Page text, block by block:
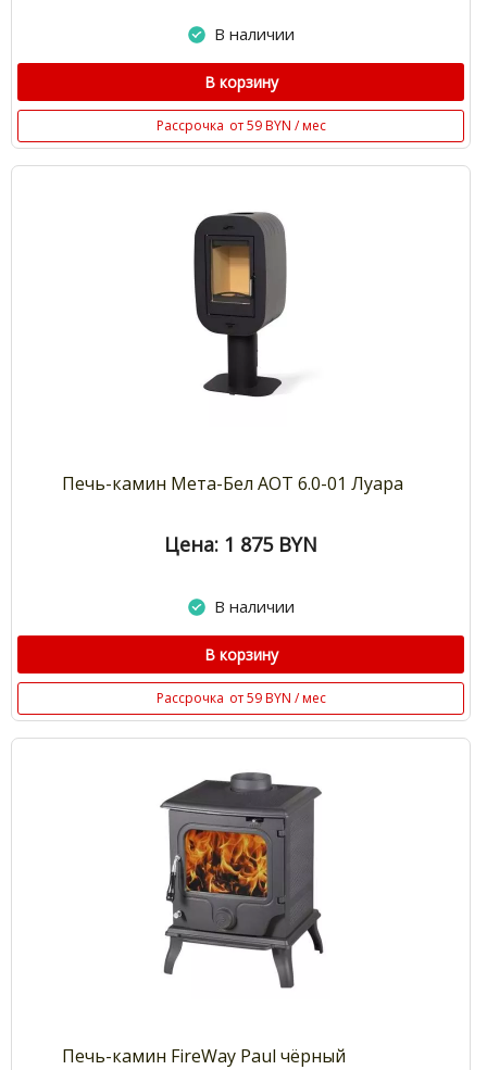
В наличии
В корзину
Рассрочка от 59 BYN / мес
Печь-камин Мета-Бел АОТ 6.0-01 Луара
Цена: 1 875 BYN
В наличии
В корзину
Рассрочка от 59 BYN / мес
Печь-камин FireWay Paul чёрный